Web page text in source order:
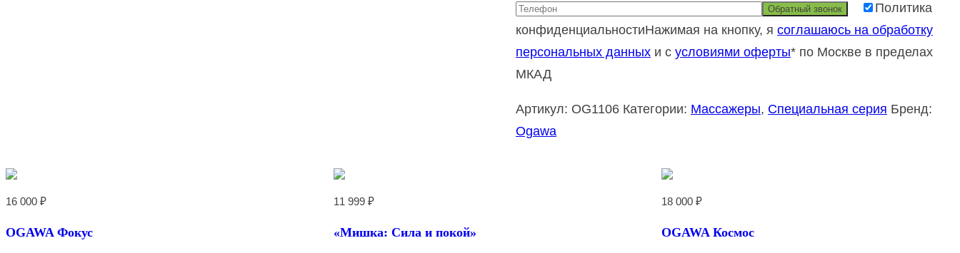
Политика
конфиденциальностиНажимая на кнопку, я соглашаюсь на обработку
персональных данных и с условиями оферты* по Москве в пределах
МКАД
Артикул: OG1106 Категории: Массажеры, Специальная серия Бренд:
Ogawa
16 000 ₽
OGAWA Фокус
11 999 ₽
«Мишка: Сила и покой»
18 000 ₽
OGAWA Космос